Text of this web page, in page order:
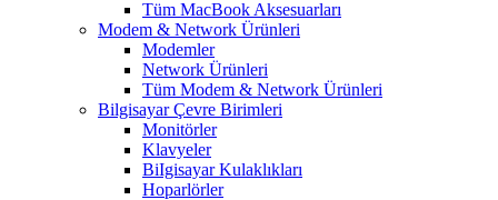
Tüm MacBook Aksesuarları
Modem & Network Ürünleri
Modemler
Network Ürünleri
Tüm Modem & Network Ürünleri
Bilgisayar Çevre Birimleri
Monitörler
Klavyeler
BiIgisayar Kulaklıkları
Hoparlörler